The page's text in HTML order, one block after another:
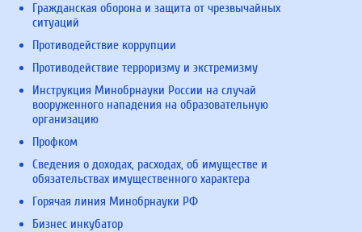
Гражданская оборона и защита от чрезвычайных
ситуаций
Противодействие коррупции
Противодействие терроризму и экстремизму
Инструкция Минобрнауки России на случай
вооруженного нападения на образовательную
организацию
Профком
Сведения о доходах, расходах, об имуществе и
обязательствах имущественного характера
Горячая линия Минобрнауки РФ
Бизнес инкубатор